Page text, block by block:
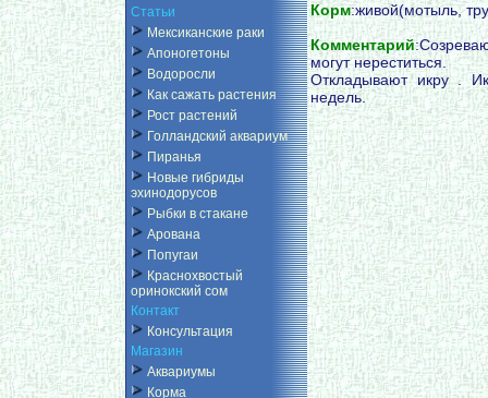
Статьи
Мексиканские раки
Апоногетоны
Водоросли
Как сажать растения
Рост растений
Голландский аквариум
Пиранья
Новые гибриды
эхинодорусов
Рыбки в стакане
Арована
Попугаи
Краснохвостый
оринокский сом
Контакт
Консультация
Магазин
Аквариумы
Корма
Корм:живой(мотыль,
Комментарий
могут нереститься.
Откладывают икру .
недель.